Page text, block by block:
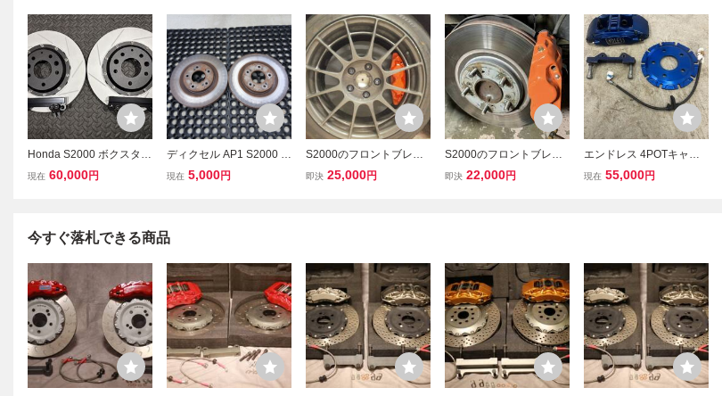
Honda S2000 ボクスター
キャリパー 流用 ローター
現在 60,000円
ディクセル AP1 S2000 F
20C フロント ローター 左
現在 5,000円
S2000のフロントブレー
キ ４POT化 322ｍｍ
即決 25,000円
S2000のフロントブレー
キ ４POT化キット
即決 22,000円
エンドレス 4POTキャリ
パー S2000 フロント A
現在 55,000円
今すぐ落札できる商品